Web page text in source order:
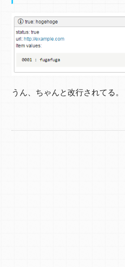
うん、ちゃんと改行されてる。